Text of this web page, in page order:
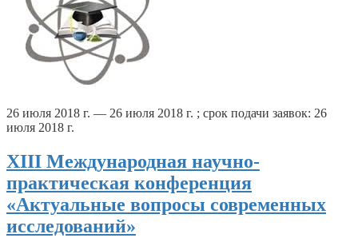
26 июля 2018 г. — 26 июля 2018 г. ; срок подачи заявок: 26
июля 2018 г.
XIII Международная научно-
практическая конференция
«Актуальные вопросы современных
исследований»